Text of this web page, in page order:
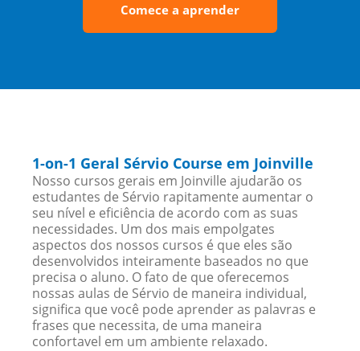
Comece a aprender
1-on-1 Geral Sérvio Course em Joinville
Nosso cursos gerais em Joinville ajudarão os
estudantes de Sérvio rapitamente aumentar o
seu nível e eficiência de acordo com as suas
necessidades. Um dos mais empolgates
aspectos dos nossos cursos é que eles são
desenvolvidos inteiramente baseados no que
precisa o aluno. O fato de que oferecemos
nossas aulas de Sérvio de maneira individual,
significa que você pode aprender as palavras e
frases que necessita, de uma maneira
confortavel em um ambiente relaxado.